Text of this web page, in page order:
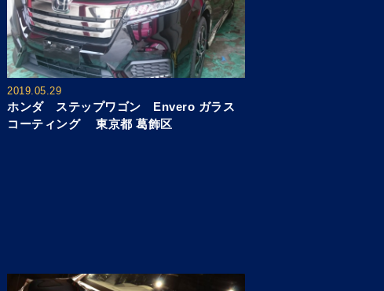
2019.05.29
ホンダ ステップワゴン Envero ガラス
コーティング 東京都 葛飾区